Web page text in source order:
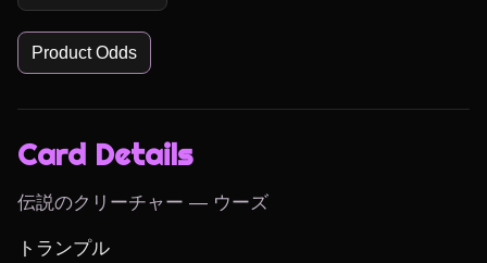
Product Odds
Card Details
伝説のクリーチャー — ウーズ
トランプル